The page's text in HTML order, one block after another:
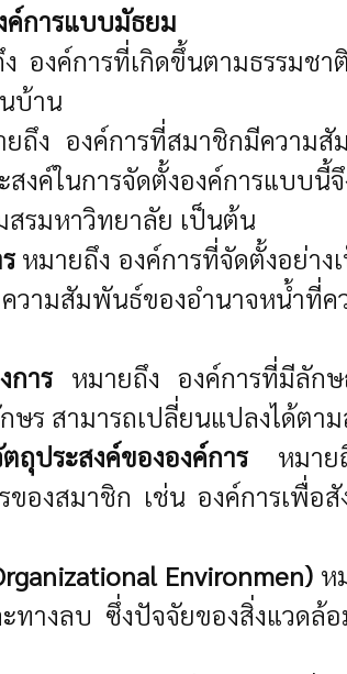
ค์การแบบมัธยม
องค์การที่เกิดขึ้นตามธรรมช
บ้าน
ยถึง องค์การที่สมาชิกมีความ
งค์ในการจัดตั้งองค์การแบบ
สรมหาวิทยาลัย เป็นต้น
หมายถึง องค์การที่จัดตั้งอย่าง
ามสัมพันธ์ของอำนาจหน้ำที่ค
การหมายถึง องค์การที่มีลักษ
ร สามารถเปลี่ยนแปลงได้ตา
ประสงค์ขององค์การหมายถึ
องสมาชิก เช่น องค์การเพื่อ
Environmen) ห
ทางลบ ซึ่งปัจจัยของสิ่งแวด